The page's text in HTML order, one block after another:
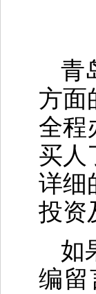
青
方面
全程
买人
详细
投资
如
编留